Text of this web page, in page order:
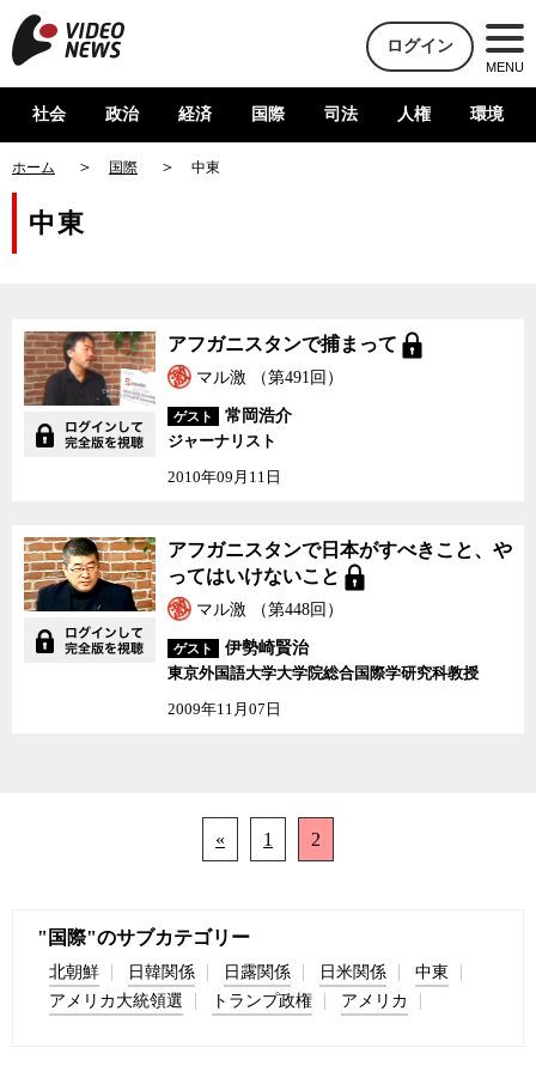
ログイン
MENU
社会 政治 経済 国際 司法 人権 環境
ホーム 国際 中東
中東
アフガニスタンで捕まっ
て
アフガニスタンで捕まって
マル激 （第491回）
ゲスト
常岡浩介
ジャーナリスト
2010年09月11日
アフガニスタンで日本が
すべきこと、やってはい
けないこと
アフガニスタンで日本がすべきこと、や
ってはいけないこと
マル激 （第448回）
ゲスト
伊勢崎賢治
東京外国語大学大学院総合国際学研究科教授
2009年11月07日
« 1 2
"国際"のサブカテゴリー
北朝鮮 日韓関係 日露関係 日米関係
中東
アメリカ大統領選
トランプ政権 アメリカ